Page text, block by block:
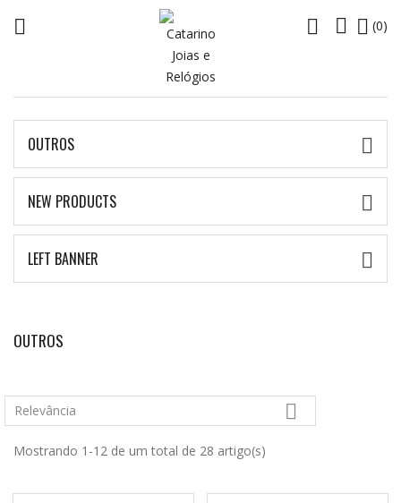
  (0)


OUTROS 
NEW PRODUCTS 
LEFT BANNER 
OUTROS
Relevância 
Mostrando 1-12 de um total de 28 artigo(s)